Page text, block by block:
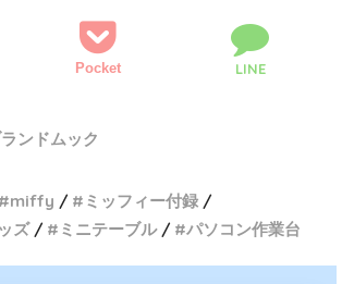
Pocket LINE
ンドムック
miffy
ミッフィー付録
ズ
ミニテーブル パソコン作業台